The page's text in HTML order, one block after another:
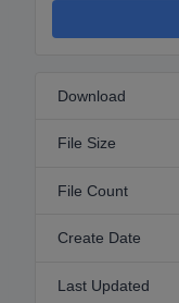
Download
File Size
File Count
Create Date
Last Updated